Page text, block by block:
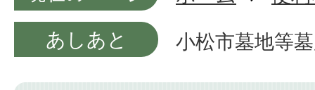
あしあと
小松市墓地等